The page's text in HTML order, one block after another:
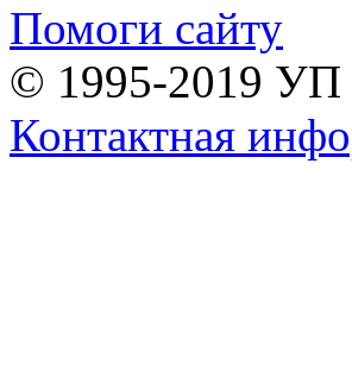
Помоги сайту
© 1995-2019 УП
Контактная